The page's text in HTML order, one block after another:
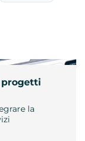
progetti
la